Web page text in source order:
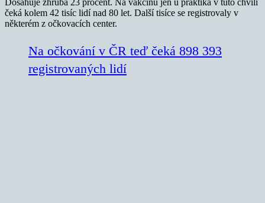
čeká kolem 42 tisíc lidí nad 80 let. Další tisíce se registrovaly v
některém z očkovacích center.
Na očkování v ČR teď čeká 898 393
registrovaných lidí